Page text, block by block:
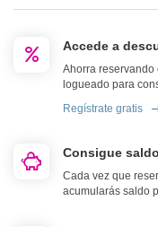
Accede a
Ahorra reservando
logueado para
Regístrate gratis
Consigue
Cada vez que
acumularás saldo